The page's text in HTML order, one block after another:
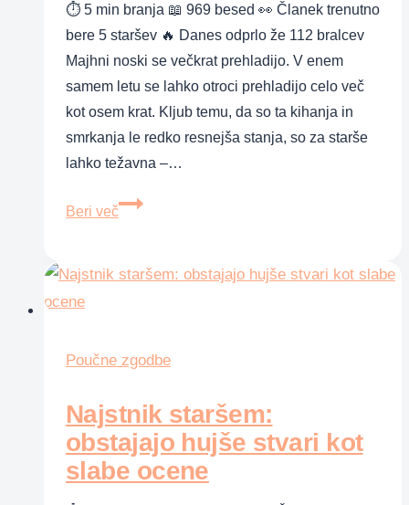
⏱ 5 min branja 📖 969 besed 👀 Članek trenutno
bere 5 staršev 🔥 Danes odprlo že 112 bralcev
Majhni noski se večkrat prehladijo. V enem
samem letu se lahko otroci prehladijo celo več
kot osem krat. Kljub temu, da so ta kihanja in
smrkanja le redko resnejša stanja, so za starše
lahko težavna –…
Beri več
Ko
otrok
Poučne zgodbe
Najstnik staršem:
obstajajo hujše stvari kot
slabe ocene